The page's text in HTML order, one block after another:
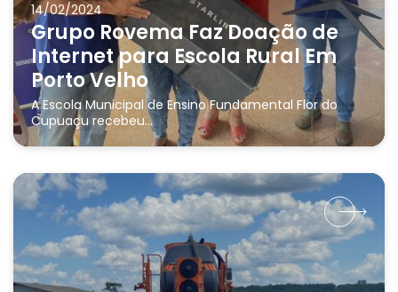
14/02/2024
Grupo Rovema Faz Doação de
Internet para Escola Rural Em
Porto Velho
A Escola Municipal de Ensino Fundamental Flor do
Cupuaçu recebeu...